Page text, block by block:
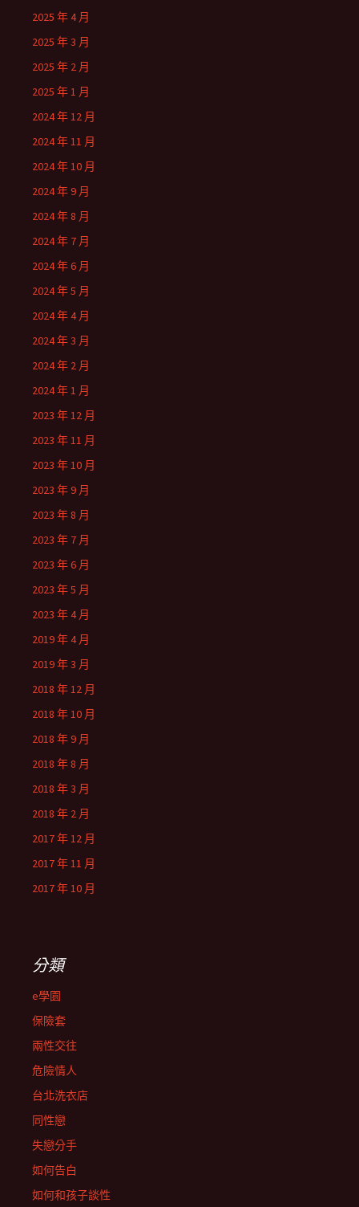
2025 年 4 月
2025 年 3 月
2025 年 2 月
2025 年 1 月
2024 年 12 月
2024 年 11 月
2024 年 10 月
2024 年 9 月
2024 年 8 月
2024 年 7 月
2024 年 6 月
2024 年 5 月
2024 年 4 月
2024 年 3 月
2024 年 2 月
2024 年 1 月
2023 年 12 月
2023 年 11 月
2023 年 10 月
2023 年 9 月
2023 年 8 月
2023 年 7 月
2023 年 6 月
2023 年 5 月
2023 年 4 月
2019 年 4 月
2019 年 3 月
2018 年 12 月
2018 年 10 月
2018 年 9 月
2018 年 8 月
2018 年 3 月
2018 年 2 月
2017 年 12 月
2017 年 11 月
2017 年 10 月
分類
e學園
保險套
兩性交往
危險情人
台北洗衣店
同性戀
失戀分手
如何告白
如何和孩子談性